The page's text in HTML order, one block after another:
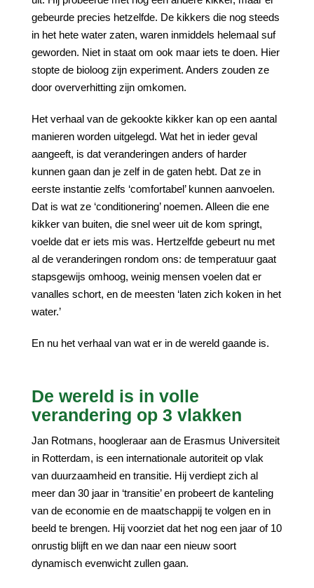
gebeurde precies hetzelfde. De kikkers die nog steeds
in het hete water zaten, waren inmiddels helemaal suf
geworden. Niet in staat om ook maar iets te doen. Hier
stopte de bioloog zijn experiment. Anders zouden ze
door oververhitting zijn omkomen.
Het verhaal van de gekookte kikker kan op een aantal
manieren worden uitgelegd. Wat het in ieder geval
aangeeft, is dat veranderingen anders of harder
kunnen gaan dan je zelf in de gaten hebt. Dat ze in
eerste instantie zelfs ‘comfortabel’ kunnen aanvoelen.
Dat is wat ze ‘conditionering’ noemen. Alleen die ene
kikker van buiten, die snel weer uit de kom springt,
voelde dat er iets mis was. Hertzelfde gebeurt nu met
al de veranderingen rondom ons: de temperatuur gaat
stapsgewijs omhoog, weinig mensen voelen dat er
vanalles schort, en de meesten ‘laten zich koken in het
water.’
En nu het verhaal van wat er in de wereld gaande is.
De wereld is in volle
verandering op 3 vlakken
Jan Rotmans, hoogleraar aan de Erasmus Universiteit
in Rotterdam, is een internationale autoriteit op vlak
van duurzaamheid en transitie. Hij verdiept zich al
meer dan 30 jaar in ‘transitie’ en probeert de kanteling
van de economie en de maatschappij te volgen en in
beeld te brengen. Hij voorziet dat het nog een jaar of 10
onrustig blijft en we dan naar een nieuw soort
dynamisch evenwicht zullen gaan.